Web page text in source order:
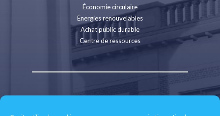
Économie circulaire
Énergies renouvelables
Achat public durable
Centre de ressources
Contact